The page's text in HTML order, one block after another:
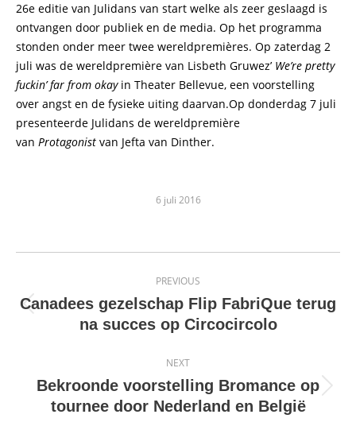
26e editie van Julidans van start welke als zeer geslaagd is
ontvangen door publiek en de media. Op het programma
stonden onder meer twee wereldpremières. Op zaterdag 2
juli was de wereldpremière van Lisbeth Gruwez’ We’re pretty
fuckin’ far from okayin Theater Bellevue, een voorstelling
over angst en de fysieke uiting daarvan.Op donderdag 7 juli
presenteerde Julidans de wereldpremière
van Protagonist van Jefta van Dinther.
6 juli 2016
navigation
PREVIOUS
Previous
post:
Canadees gezelschap Flip FabriQue terug
na succes op Circocircolo
NEXT
Next
post:
Bekroonde voorstelling Bromance op
tournee door Nederland en België